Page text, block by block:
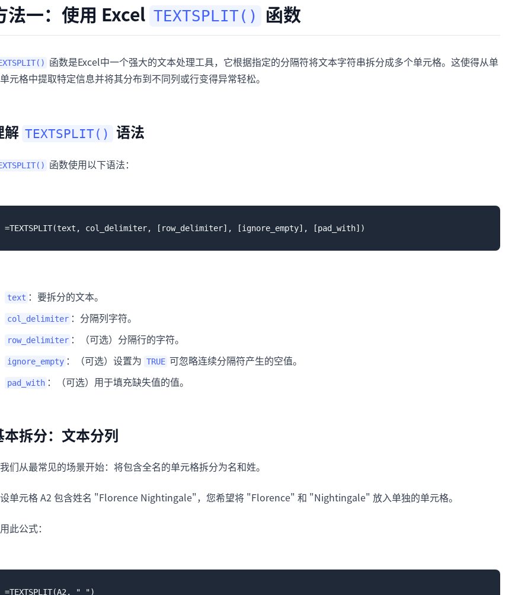
法一：使用 Excel TEXTSPLIT() 函数
函数是Excel中一个强大的文本处理工具，它根据指定的分隔符将文本字符串拆分成多个单元格。这使得从单
元格中提取特定信息并将其分布到不同列或行变得异常轻松。
解 TEXTSPLIT() 语法
函数使用以下语法：
text ：要拆分的文本。
col_delimiter ：分隔列字符。
row_delimiter ：（可选）分隔行的字符。
ignore_empty ：（可选）设置为 TRUE 可忽略连续分隔符产生的空值。
pad_with ：（可选）用于填充缺失值的值。
本拆分：文本分列
们从最常见的场景开始：将包含全名的单元格拆分为名和姓。
单元格 A2 包含姓名 "Florence Nightingale"，您希望将 "Florence" 和 "Nightingale" 放入单独的单元格。
此公式：